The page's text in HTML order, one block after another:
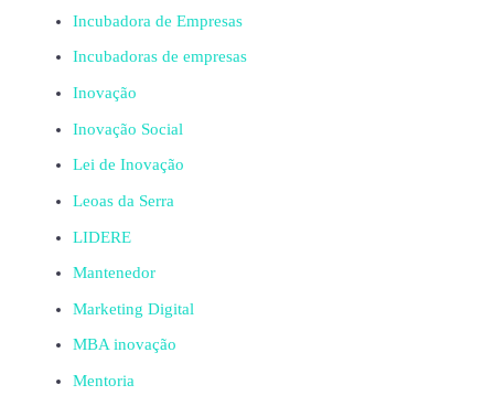
Incubadora de Empresas
Incubadoras de empresas
Inovação
Inovação Social
Lei de Inovação
Leoas da Serra
LIDERE
Mantenedor
Marketing Digital
MBA inovação
Mentoria